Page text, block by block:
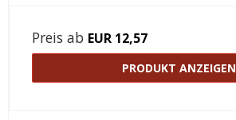
Preis ab EUR 12,57
PRODUKT ANZEIGEN